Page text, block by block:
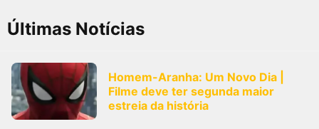
Últimas Notícias
Homem-Aranha: Um Novo Dia |
Filme deve ter segunda maior
estreia da história